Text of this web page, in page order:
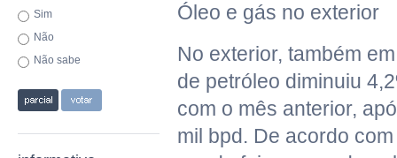
Sim
Não
Não sabe
Óleo e gás no exterior
No exterior, também
de petróleo diminuiu
com o mês anterior,
mil bpd. De acordo